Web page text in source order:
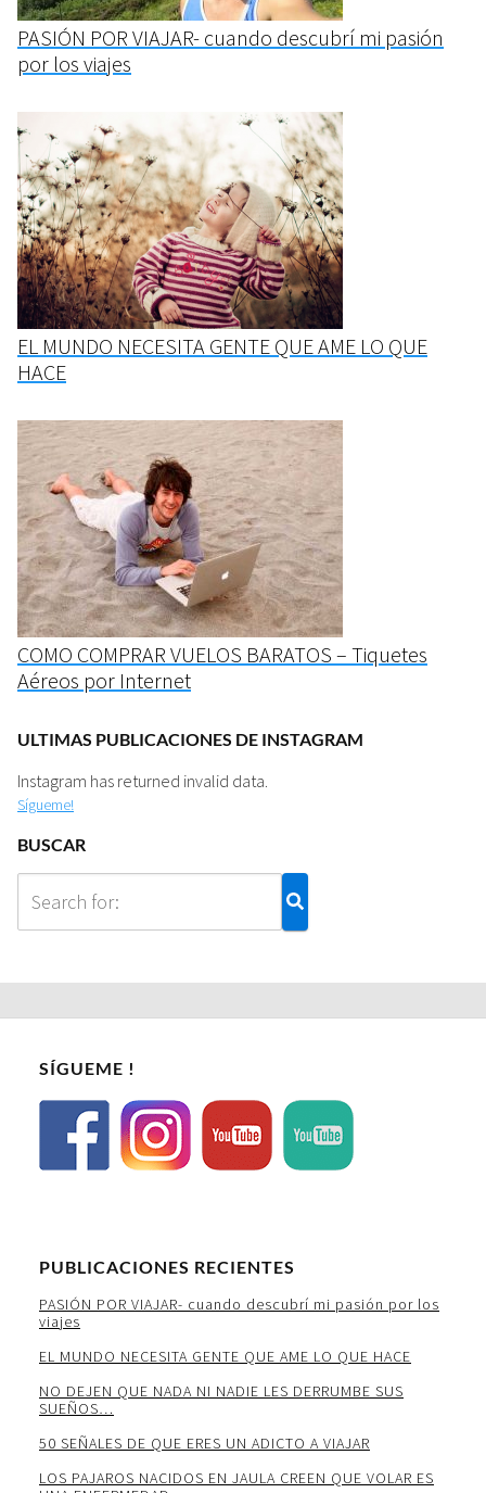
PASIÓN POR VIAJAR- cuando descubrí mi pasión
por los viajes
EL MUNDO NECESITA GENTE QUE AME LO QUE
HACE
COMO COMPRAR VUELOS BARATOS – Tiquetes
Aéreos por Internet
ULTIMAS PUBLICACIONES DE INSTAGRAM
Instagram has returned invalid data.
Sígueme!
BUSCAR
SÍGUEME !
PUBLICACIONES RECIENTES
PASIÓN POR VIAJAR- cuando descubrí mi pasión por los
viajes
EL MUNDO NECESITA GENTE QUE AME LO QUE HACE
NO DEJEN QUE NADA NI NADIE LES DERRUMBE SUS
SUEÑOS…
50 SEÑALES DE QUE ERES UN ADICTO A VIAJAR
LOS PAJAROS NACIDOS EN JAULA CREEN QUE VOLAR ES